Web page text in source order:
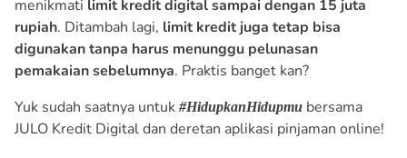
menikmati limit kredit digital sampai dengan 15 juta
rupiah. Ditambah lagi, limit kredit juga tetap bisa
digunakan tanpa harus menunggu pelunasan
pemakaian sebelumnya. Praktis banget kan?
Yuk sudah saatnya untuk #HidupkanHidupmu bersama
JULO Kredit Digital dan deretan aplikasi pinjaman online!